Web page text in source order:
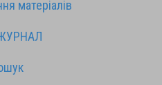
матеріалів